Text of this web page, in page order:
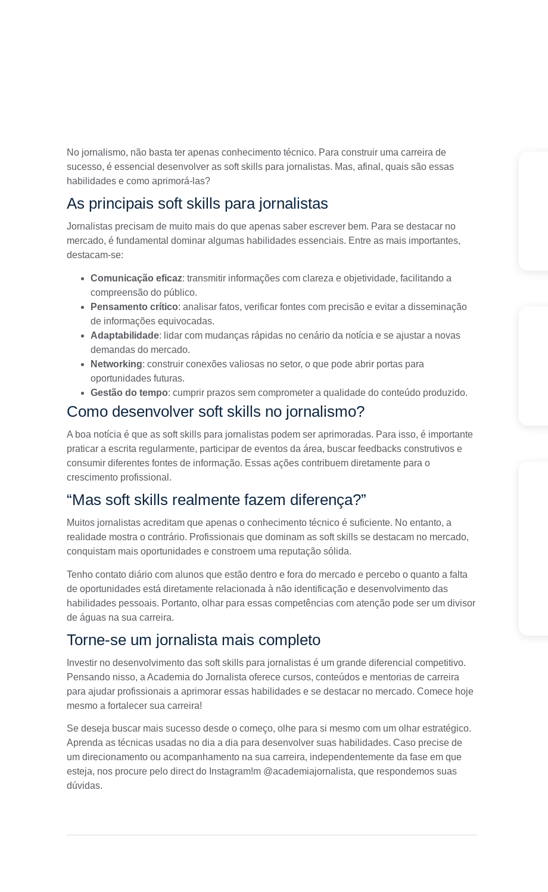
No jornalismo, não basta ter apenas conhecimento técnico. Para construir uma carreira de
sucesso, é essencial desenvolver as soft skills para jornalistas. Mas, afinal, quais são essas
habilidades e como aprimorá-las?
As principais soft skills para jornalistas
Jornalistas precisam de muito mais do que apenas saber escrever bem. Para se destacar no
mercado, é fundamental dominar algumas habilidades essenciais. Entre as mais importantes,
destacam-se:
Comunicação eficaz: transmitir informações com clareza e objetividade, facilitando a
compreensão do público.
Pensamento crítico: analisar fatos, verificar fontes com precisão e evitar a disseminação
de informações equivocadas.
Adaptabilidade: lidar com mudanças rápidas no cenário da notícia e se ajustar a novas
demandas do mercado.
Networking: construir conexões valiosas no setor, o que pode abrir portas para
oportunidades futuras.
Gestão do tempo: cumprir prazos sem comprometer a qualidade do conteúdo produzido.
Como desenvolver soft skills no jornalismo?
A boa notícia é que as soft skills para jornalistas podem ser aprimoradas. Para isso, é importante
praticar a escrita regularmente, participar de eventos da área, buscar feedbacks construtivos e
consumir diferentes fontes de informação. Essas ações contribuem diretamente para o
crescimento profissional.
“Mas soft skills realmente fazem diferença?”
Muitos jornalistas acreditam que apenas o conhecimento técnico é suficiente. No entanto, a
realidade mostra o contrário. Profissionais que dominam as soft skills se destacam no mercado,
conquistam mais oportunidades e constroem uma reputação sólida.
Tenho contato diário com alunos que estão dentro e fora do mercado e percebo o quanto a falta
de oportunidades está diretamente relacionada à não identificação e desenvolvimento das
habilidades pessoais. Portanto, olhar para essas competências com atenção pode ser um divisor
de águas na sua carreira.
Torne-se um jornalista mais completo
Investir no desenvolvimento das soft skills para jornalistas é um grande diferencial competitivo.
Pensando nisso, a Academia do Jornalista oferece cursos, conteúdos e mentorias de carreira
para ajudar profissionais a aprimorar essas habilidades e se destacar no mercado. Comece hoje
mesmo a fortalecer sua carreira!
Se deseja buscar mais sucesso desde o começo, olhe para si mesmo com um olhar estratégico.
Aprenda as técnicas usadas no dia a dia para desenvolver suas habilidades. Caso precise de
um direcionamento ou acompanhamento na sua carreira, independentemente da fase em que
esteja, nos procure pelo direct do Instagram!m @academiajornalista, que respondemos suas
dúvidas.